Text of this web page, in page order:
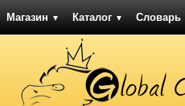
Магазин ▼ Каталог ▼ Словарь